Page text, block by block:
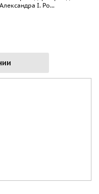
I. Ро...